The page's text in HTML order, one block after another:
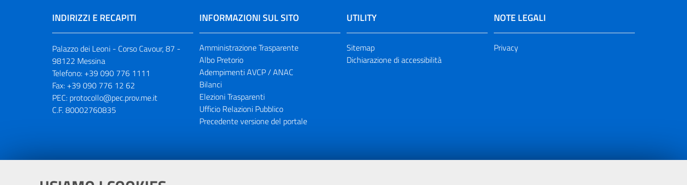
INDIRIZZI E RECAPITI
Palazzo dei Leoni - Corso Cavour, 87 -
98122 Messina
Telefono: +39 090 776 1111
Fax: +39 090 776 12 62
PEC: protocollo@pec.prov.me.it
C.F. 80002760835
INFORMAZIONI SUL SITO
Amministrazione Trasparente
Albo Pretorio
Adempimenti AVCP / ANAC
Bilanci
Elezioni Trasparenti
Ufficio Relazioni Pubblico
Precedente versione del portale
UTILITY
Sitemap
Dichiarazione di accessibilità
NOTE LEGALI
Privacy
Portale realizzato con la partecipazione finanziaria dell'Unione Europea tramite i fondi del POR Sicilia 2000/2006 Misura 6.05 - Fondo FESR